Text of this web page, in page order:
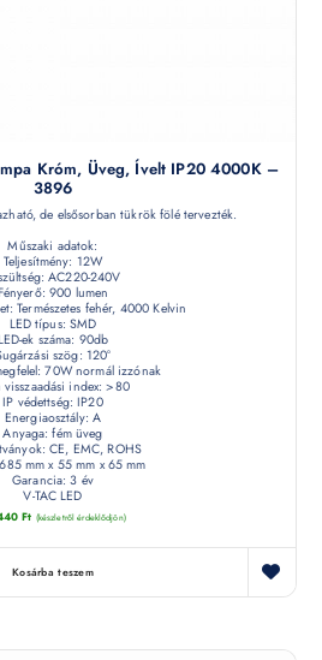
Króm, Üveg, Ívelt IP20 4000K –
3896
de elsősorban tükrök fölé tervezték.
Műszaki adatok:
Teljesítmény: 12W
AC220-240V
900 lumen
Természetes fehér, 4000 Kelvin
LED típus: SMD
ek száma: 90db
szög: 120°
70W normál izzónak
visszaadási index: >80
IP védettség: IP20
Energiaosztály: A
Anyaga: fém üveg
CE, EMC, ROHS
mm x 55 mm x 65 mm
Garancia: 3 év
V-TAC LED
Ft (készletről érdeklődjön)
Kosárba teszem